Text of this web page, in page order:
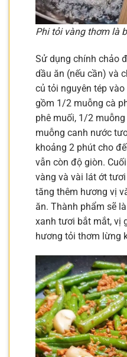
Phi tỏi vàng thơm là
Sử dụng chính chảo
dầu ăn (nếu cần) và
củ tỏi nguyên tép
gồm 1/2 muỗng cà
phê muối, 1/2
muỗng canh nước
khoảng 2 phút cho
vẫn còn độ giòn.
vàng và vài lát ớt
tăng thêm hương vị
ăn. Thành phẩm sẽ
xanh tươi bắt mắt, vị
hương tỏi thơm lừng